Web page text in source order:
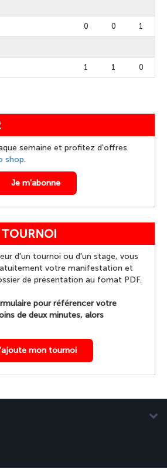
0 0 1
1 1 0
semaine et profitez d'offres
shop.
Je m'abonne
d'un tournoi ou d'un stage, vous
votre manifestation et
de présentation au fomat PDF.
pour référencer votre
de deux minutes, alors
mon tournoi